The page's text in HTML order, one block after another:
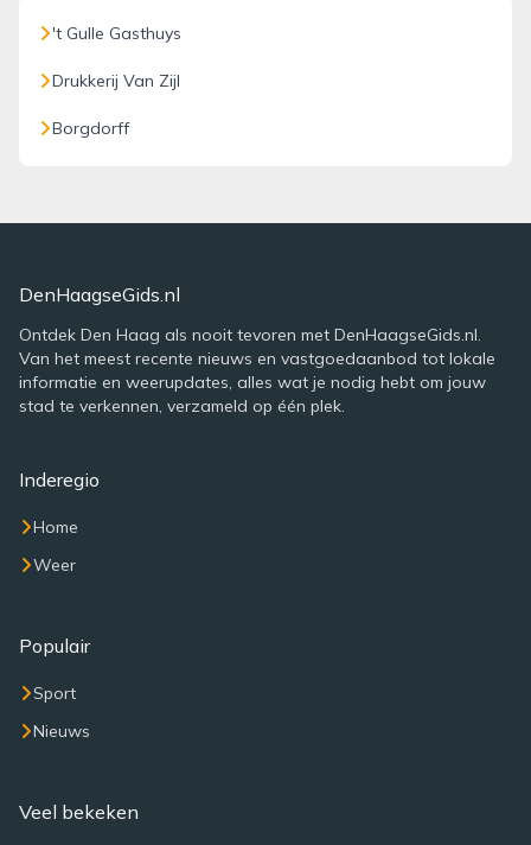
't Gulle Gasthuys
Drukkerij Van Zijl
Borgdorff
DenHaagseGids.nl
Ontdek Den Haag als nooit tevoren met DenHaagseGids.nl.
Van het meest recente nieuws en vastgoedaanbod tot lokale
informatie en weerupdates, alles wat je nodig hebt om jouw
stad te verkennen, verzameld op één plek.
Inderegio
Home
Weer
Populair
Sport
Nieuws
Veel bekeken